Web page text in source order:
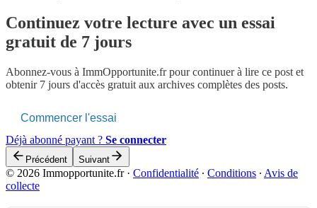
Continuez votre lecture avec un essai
gratuit de 7 jours
Abonnez-vous à ImmOpportunite.frpour continuer à lire ce post et
obtenir 7 jours d'accès gratuit aux archives complètes des posts.
Commencer l'essai
Déjà abonné payant ? Se connecter
Précédent Suivant
© 2026 Immopportunite.fr· Confidentialité ∙ Conditions ∙ Avis de
collecte